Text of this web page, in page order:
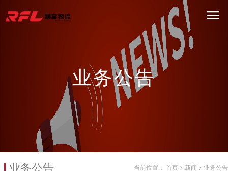
业务公告
业务公告 当前位置： 首页 > 新闻 > 业务公告